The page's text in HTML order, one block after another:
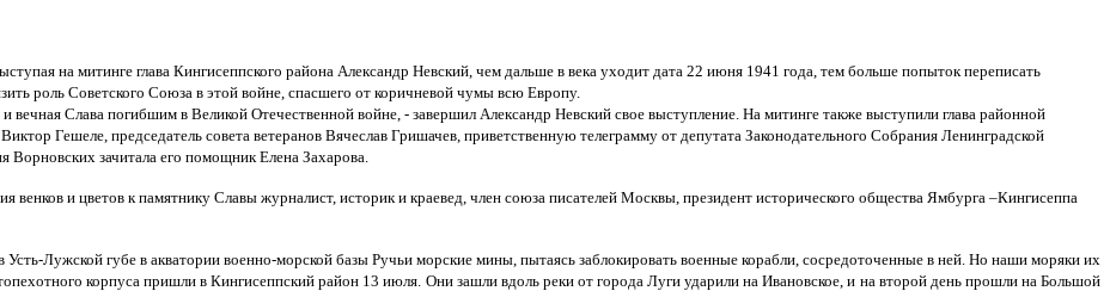
на митинге глава Кингисеппского района Александр Невский, чем дальше в века уходит дата 22 июня 1941 года, тем больше попыток переписать
роль Советского Союза в этой войне, спасшего от коричневой чумы всю Европу.
вечная Слава погибшим в Великой Отечественной войне, - завершил Александр Невский свое выступление. На митинге также выступили глава районной
Гешеле, председатель совета ветеранов Вячеслав Гришачев, приветственную телеграмму от депутата Законодательного Собрания Ленинградской
Ворновских зачитала его помощник Елена Захарова.
венков и цветов к памятнику Славы журналист, историк и краевед, член союза писателей Москвы, президент исторического общества Ямбурга –Кингисеппа
Лужской губе в акватории военно-морской базы Ручьи морские мины, пытаясь заблокировать военные корабли, сосредоточенные в ней. Но наши моряки их
корпуса пришли в Кингисеппский район 13 июля. Они зашли вдоль реки от города Луги ударили на Ивановское, и на второй день прошли на Большой